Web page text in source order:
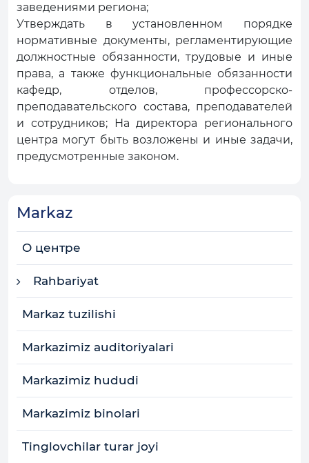
заведениями региона;
Утверждать в установленном порядке
нормативные документы, регламентирующие
должностные обязанности, трудовые и иные
права, а также функциональные обязанности
кафедр, отделов, профессорско-
преподавательского состава, преподавателей
и сотрудников; На директора регионального
центра могут быть возложены и иные задачи,
предусмотренные законом.
Markaz
О центре
Rahbariyat
Markaz tuzilishi
Markazimiz auditoriyalari
Markazimiz hududi
Markazimiz binolari
Tinglovchilar turar joyi